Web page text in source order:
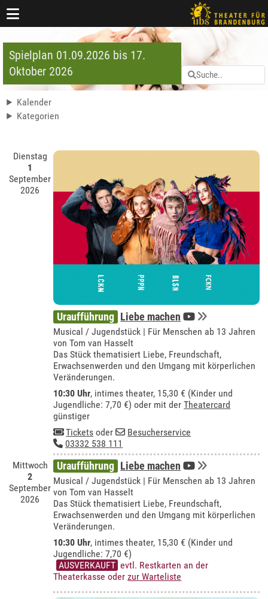
Spielplan 01.09.2026 bis 17.
Oktober 2026
Kalender
Kategorien
Dienstag
1
September
2026
Uraufführung Liebe machen
Musical / Jugendstück | Für Menschen ab 13 Jahren
von Tom van Hasselt
Das Stück thematisiert Liebe, Freundschaft,
Erwachsenwerden und den Umgang mit körperlichen
Veränderungen.
10:30 Uhr, intimes theater, 15,30 € (Kinder und
Jugendliche: 7,70 €) oder mit derTheatercard
günstiger
Tickets oder
Besucherservice
03332 538 111
Mittwoch
2
September
2026
Uraufführung Liebe machen
Musical / Jugendstück | Für Menschen ab 13 Jahren
von Tom van Hasselt
Das Stück thematisiert Liebe, Freundschaft,
Erwachsenwerden und den Umgang mit körperlichen
Veränderungen.
10:30 Uhr, intimes theater, 15,30 € (Kinder und
Jugendliche: 7,70 €)
AUSVERKAUFT evtl. Restkarten an der
Theaterkasse oderzur Warteliste